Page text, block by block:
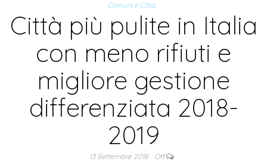
Comuni e Città
Città più pulite in Italia
con meno rifiuti e
migliore gestione
differenziata 2018-
2019
13 Settembre 2018 Off